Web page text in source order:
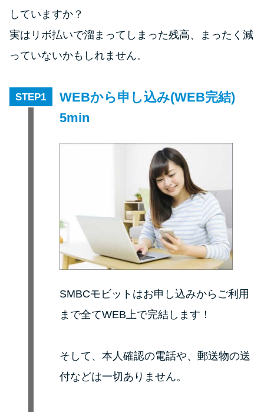
質屋でお金を借りるには？年利
未成年でもお金を借りられる？
学生がお金を借りる方法は？親
へのバレにくさや将来への影響
ソフト闇金とは？悪質な手口に
090金融（闇金）からお金を借り
申し込みブラックとは?判断の目
していますか？
実はリボ払いで溜まってしまった残高、まったく減
っていないかもしれません。
STEP
WEBから申し込み(WEB完結)
5min
SMBCモビットはお申し込みからご利用
まで全てWEB上で完結します！
そして、本人確認の電話や、郵送物の送
付などは一切ありません。